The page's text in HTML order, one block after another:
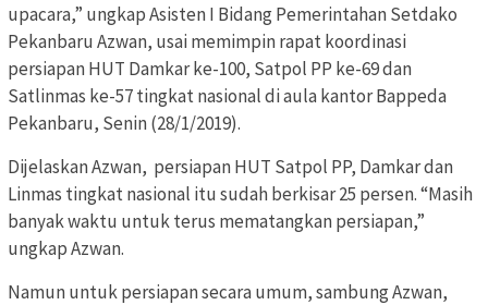
upacara,” ungkap Asisten I Bidang Pemerintahan Setdako
Pekanbaru Azwan, usai memimpin rapat koordinasi
persiapan HUT Damkar ke-100, Satpol PP ke-69 dan
Satlinmas ke-57 tingkat nasional di aula kantor Bappeda
Pekanbaru, Senin (28/1/2019).
Dijelaskan Azwan, persiapan HUT Satpol PP, Damkar dan
Linmas tingkat nasional itu sudah berkisar 25 persen. “Masih
banyak waktu untuk terus mematangkan persiapan,”
ungkap Azwan.
Namun untuk persiapan secara umum, sambung Azwan,